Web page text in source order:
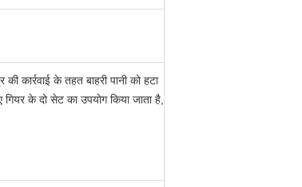
के तहत बाहरी पानी को हटा
के दो सेट का उपयोग किया जाता है,